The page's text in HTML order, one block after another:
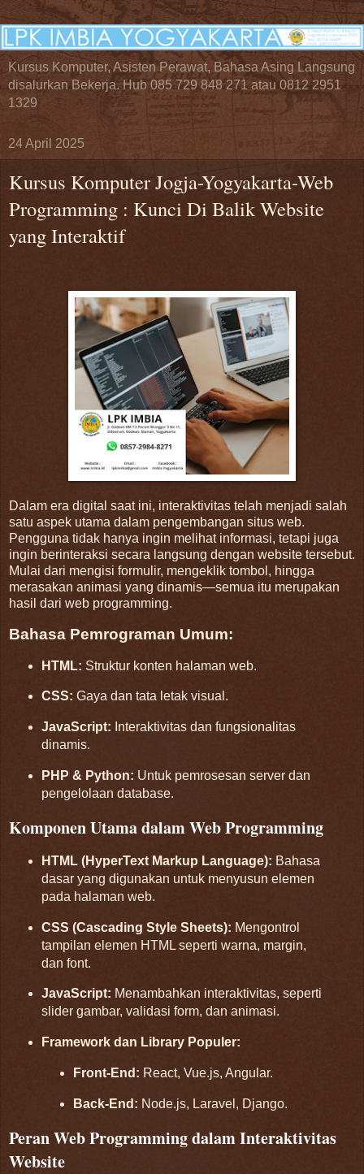
Kursus Komputer, Asisten Perawat, Bahasa Asing Langsung
disalurkan Bekerja. Hub 085 729 848 271 atau 0812 2951
1329
24 April 2025
Kursus Komputer Jogja-Yogyakarta-Web
Programming : Kunci Di Balik Website
yang Interaktif
Dalam era digital saat ini, interaktivitas telah menjadi salah
satu aspek utama dalam pengembangan situs web.
Pengguna tidak hanya ingin melihat informasi, tetapi juga
ingin berinteraksi secara langsung dengan website tersebut.
Mulai dari mengisi formulir, mengeklik tombol, hingga
merasakan animasi yang dinamis—semua itu merupakan
hasil dari web programming.
Bahasa Pemrograman Umum:
HTML: Struktur konten halaman web.
CSS: Gaya dan tata letak visual.
JavaScript: Interaktivitas dan fungsionalitas
dinamis.
PHP & Python: Untuk pemrosesan server dan
pengelolaan database.
Komponen Utama dalam Web Programming
HTML (HyperText Markup Language): Bahasa
dasar yang digunakan untuk menyusun elemen
pada halaman web.
CSS (Cascading Style Sheets): Mengontrol
tampilan elemen HTML seperti warna, margin,
dan font.
JavaScript: Menambahkan interaktivitas, seperti
slider gambar, validasi form, dan animasi.
Framework dan Library Populer:
Front-End: React, Vue.js, Angular.
Back-End: Node.js, Laravel, Django.
Peran Web Programming dalam Interaktivitas
Website